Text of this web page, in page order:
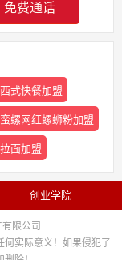
免费通话
式快餐加盟
螺网红螺蛳粉加盟
面加盟
创业学院
限公司
实际意义！如果侵犯了